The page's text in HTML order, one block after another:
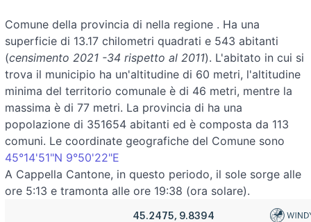
Comune della provincia di nella regione . Ha una
superficie di 13.17 chilometri quadrati e 543 abitanti
(censimento 2021 -34 rispetto al 2011). L'abitato in cui si
trova il municipio ha un'altitudine di 60 metri, l'altitudine
minima del territorio comunale è di 46 metri, mentre la
massima è di 77 metri. La provincia di ha una
popolazione di 351654 abitanti ed è composta da 113
comuni. Le coordinate geografiche del Comune sono
45°14'51"N 9°50'22"E
A Cappella Cantone, in questo periodo, il sole sorge alle
ore 5:13 e tramonta alle ore 19:38 (ora solare).
45.2475, 9.8394